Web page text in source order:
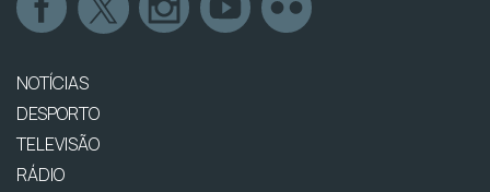
NOTÍCIAS
DESPORTO
TELEVISÃO
RÁDIO